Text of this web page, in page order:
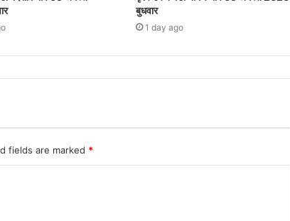
बुधवार
1 day ago
fields are marked *